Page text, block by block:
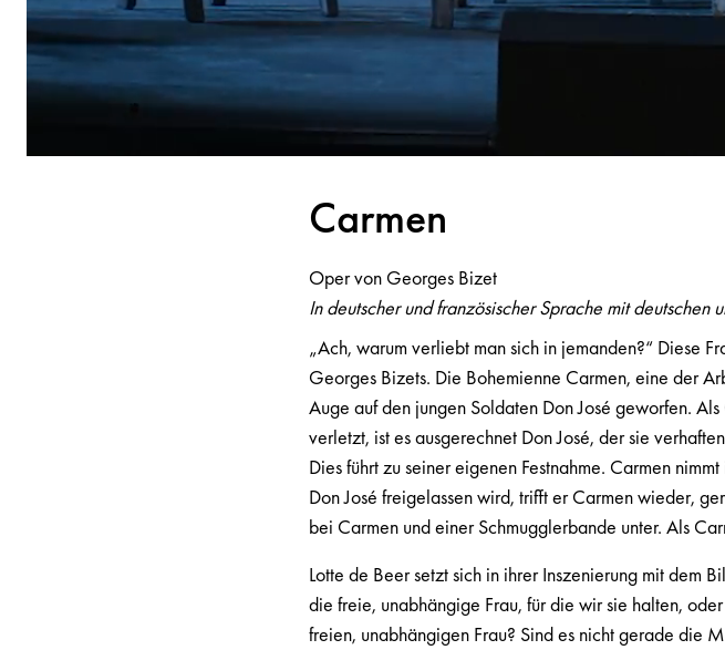
Carmen
Oper von Georges Bizet
In deutscher und französischer Sprache mit deutschen
„Ach, warum verliebt man sich in jemanden?“ Diese
Georges Bizets. Die Bohemienne Carmen, eine der
Auge auf den jungen Soldaten Don José geworfen.
verletzt, ist es ausgerechnet Don José, der sie
Dies führt zu seiner eigenen Festnahme. Carmen
Don José freigelassen wird, trifft er Carmen wieder,
bei Carmen und einer Schmugglerbande unter. Als
Lotte de Beer setzt sich in ihrer Inszenierung mit dem
die freie, unabhängige Frau, für die wir sie halten,
freien, unabhängigen Frau? Sind es nicht gerade die